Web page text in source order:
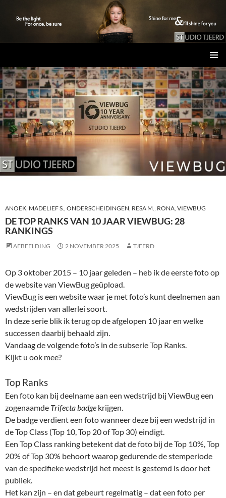
MENU
NAAR
DE
INHOUD
ANOEK, MADELIEF S., ONDERSCHEIDINGEN, RESA M., RONA, VIEWBUG
DE TOP RANKS VAN 10 JAAR VIEWBUG: 28
RANKINGS
AFBEELDING 2 NOVEMBER 2025 TJEERD
Op 3 oktober 2015 – 10 jaar geleden – heb ik de eerste foto op
de website van ViewBug geüpload.
ViewBug is een website waar je met foto’s kunt deelnemen aan
wedstrijden van allerlei soort.
In deze serie blik ik terug op de afgelopen 10 jaar en welke
successen daarbij behaald zijn.
Vandaag de volgende foto’s in de subserie Top Ranks.
Kijkt u ook mee?
Top Ranks
Een foto kan bij deelname aan een wedstrijd bij ViewBug een
zogenaamde Trifecta badge krijgen.
De badge verdient een foto wanneer deze bij een wedstrijd in
de Top Class (Top 10, Top 20 of Top 30) eindigt.
Een Top Class ranking betekent dat de foto bij de Top 10%, Top
20% of Top 30% behoort waarop gedurende de stemperiode
van de specifieke wedstrijd het meest is gestemd is door het
publiek.
Het kan zijn – en dat gebeurt regelmatig – dat een foto per